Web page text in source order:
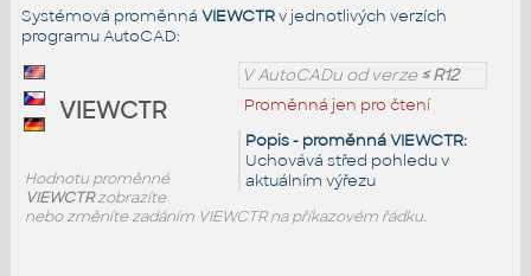
Systémová proměnná VIEWCTRv jednotlivých verzích
programu AutoCAD:
V AutoCADu od verze≤ R12
Proměnná jen pro čtení
Popis - proměnná VIEWCTR:
Uchovává střed pohledu v
aktuálním výřezu
VIEWCTR
Hodnotu proměnné
VIEWCTRzobrazíte
nebo změníte zadáním VIEWCTR na příkazovém řádku.